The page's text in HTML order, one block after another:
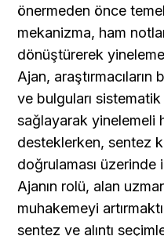
önermeden önce
mekanizma, ham
dönüştürerek
Ajan, araştırmacıların
ve bulguları
sağlayarak yinelemeli
desteklerken, sentez
doğrulaması üzerinde
Ajanın rolü, alan
muhakemeyi
sentez ve alıntı